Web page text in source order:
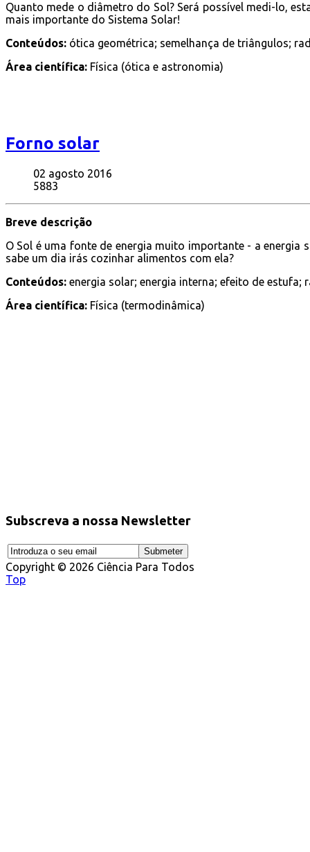
Quanto mede o diâmetro do Sol? Será possível medi-lo,
mais importante do Sistema Solar!
Conteúdos: ótica geométrica; semelhança de triângulos;
Área científica: Física (ótica e astronomia)
Forno solar
02 agosto 2016
5883
Breve descrição
O Sol é uma fonte de energia muito importante - a
sabe um dia irás cozinhar alimentos com ela?
Conteúdos: energia solar; energia interna; efeito de
Área científica: Física (termodinâmica)
Subscreva a nossa Newsletter
Copyright © 2026 Ciência Para Todos
Top